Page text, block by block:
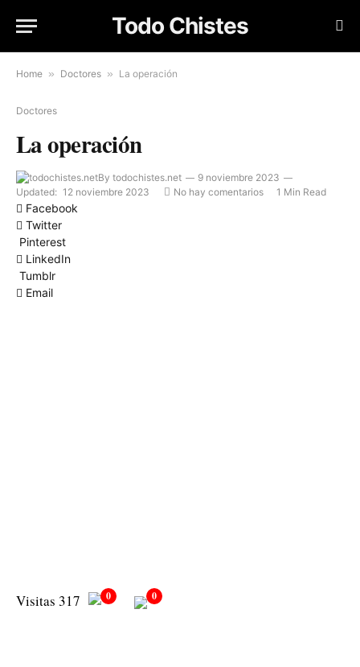
Todo Chistes
Home » Doctores » La operación
Doctores
La operación
By todochistes.net
9 noviembre 2023
Updated: 12 noviembre 2023 No hay comentarios 1 Min Read
Facebook
Twitter
Pinterest
LinkedIn
Tumblr
Email
Visitas 317 0 0